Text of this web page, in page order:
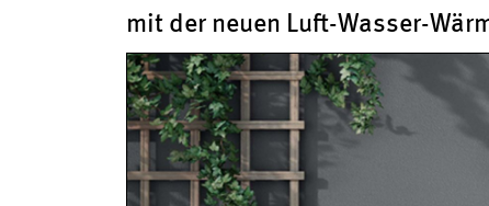
mit der neuen Luft-Wasser-